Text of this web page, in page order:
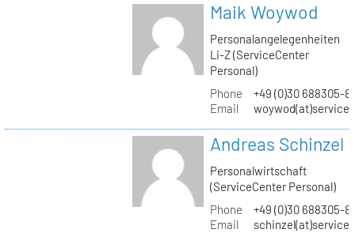
Maik Woywod
Personalangelegenheiten
Li-Z (ServiceCenter
Personal)
Phone
+49 (0)30 688305-
Email
Andreas Schinzel
Personalwirtschaft
(ServiceCenter Personal)
Phone
+49 (0)30 688305-
Email